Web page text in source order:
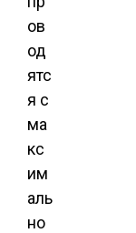
ов
од
ятс
я с
ма
кс
им
аль
но